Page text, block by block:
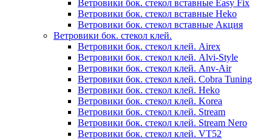
Ветровики бок. стекол вставные Easy Fix
Ветровики бок. стекол вставные Heko
Ветровики бок. стекол вставные Акция
Ветровики бок. стекол клей.
Ветровики бок. стекол клей. Airex
Ветровики бок. стекол клей. Alvi-Style
Ветровики бок. стекол клей. Anv-Air
Ветровики бок. стекол клей. Cobra Tuning
Ветровики бок. стекол клей. Heko
Ветровики бок. стекол клей. Korea
Ветровики бок. стекол клей. Stream
Ветровики бок. стекол клей. Stream Nero
Ветровики бок. стекол клей. VT52